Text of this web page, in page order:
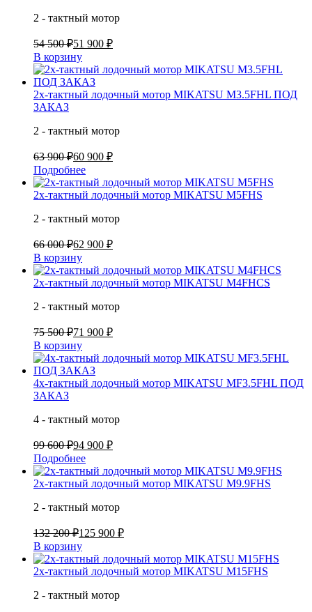
2 - тактный мотор
54 500 ₽51 900 ₽
В корзину
2х-тактный лодочный мотор MIKATSU M3.5FHL ПОД
ЗАКАЗ
2 - тактный мотор
63 900 ₽60 900 ₽
Подробнее
2х-тактный лодочный мотор MIKATSU M5FHS
2 - тактный мотор
66 000 ₽62 900 ₽
В корзину
2х-тактный лодочный мотор MIKATSU M4FHCS
2 - тактный мотор
75 500 ₽71 900 ₽
В корзину
4х-тактный лодочный мотор MIKATSU MF3.5FHL ПОД
ЗАКАЗ
4 - тактный мотор
99 600 ₽94 900 ₽
Подробнее
2х-тактный лодочный мотор MIKATSU M9.9FHS
2 - тактный мотор
132 200 ₽125 900 ₽
В корзину
2х-тактный лодочный мотор MIKATSU M15FHS
2 - тактный мотор